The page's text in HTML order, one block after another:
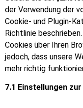
der Verwendung der
Cookie- und Plugin-
Richtlinie
Cookies über Ihren
jedoch, dass unsere
mehr richtig
7.1 Einstellungen